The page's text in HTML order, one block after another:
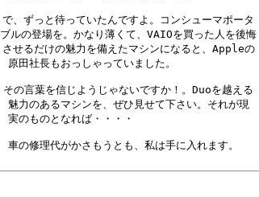
で、ずっと待っていたんですよ。コンシューマポータ
ブルの登場を。かなり薄くて、VAIOを買った人を後悔
させるだけの魅力を備えたマシンになると、Appleの
原田社長もおっしゃっていました。
その言葉を信じようじゃないですか！。Duoを越える
魅力のあるマシンを、ぜひ見せて下さい。それが現
実のものとなれば・・・・
車の修理代がかさもうとも、私は手に入れます。